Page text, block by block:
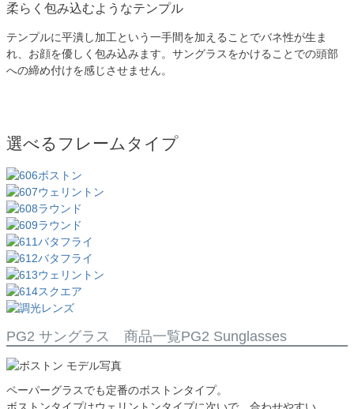
柔らく包み込むようなテンプル
テンプルに平潰し加工という一手間を加えることでバネ性が生ま
れ、お顔を優しく包み込みます。サングラスをかけることでの頭部
への締め付けを感じさせません。
選べるフレームタイプ
PG2 サングラス 商品一覧PG2 Sunglasses
ペーパーグラスでも定番のボストンタイプ。